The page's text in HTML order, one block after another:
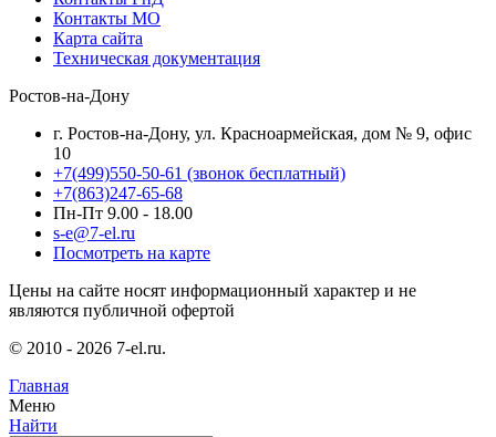
Контакты МО
Карта сайта
Техническая документация
Ростов-на-Дону
г. Ростов-на-Дону, ул. Красноармейская, дом № 9, офис
10
+7(499)550-50-61 (звонок бесплатный)
+7(863)247-65-68
Пн-Пт 9.00 - 18.00
s-e@7-el.ru
Посмотреть на карте
Цены на сайте носят информационный характер и не
являются публичной офертой
© 2010 - 2026 7-el.ru.
Главная
Меню
Найти